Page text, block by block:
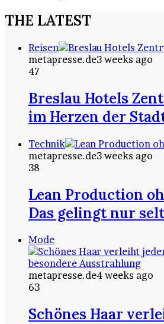
THE LATEST
Reisen
metapresse.de3 weeks ago
47
Breslau Hotels
im Herzen der
Technik
metapresse.de3 weeks ago
38
Lean Production
Das gelingt nur
Mode
metapresse.de4 weeks ago
63
Schönes Haar